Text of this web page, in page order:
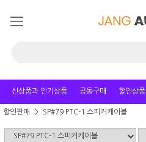
신상품과 인기상품 공동구매 할인상품
할인판매 SP#79 PTC-1 스피커케이블